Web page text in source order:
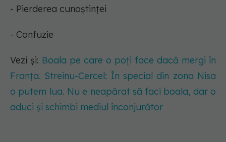
- Pierderea cunoștinței
- Confuzie
Vezi și: Boala pe care o poți face dacă mergi în
Franța. Streinu-Cercel: În special din zona Nisa
o putem lua. Nu e neapărat să faci boala, dar o
aduci și schimbi mediul înconjurător